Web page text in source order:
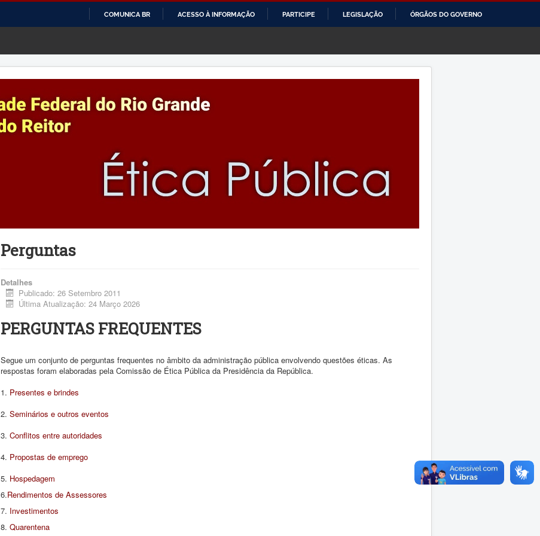
O
CONTEÚDO
COMUNICA BR ACESSO À INFORMAÇÃO PARTICIPE LEGISLAÇÃO ÓRGÃOS DO GOVERNO
Perguntas
Detalhes
Publicado: 26 Setembro 2011
Última Atualização: 24 Março 2026
PERGUNTAS FREQUENTES
Segue um conjunto de perguntas frequentes no âmbito da administração pública envolvendo questões éticas. As
respostas foram elaboradas pela Comissão de Ética Pública da Presidência da República.
1. Presentes e brindes
2. Seminários e outros eventos
3. Conflitos entre autoridades
4. Propostas de emprego
5. Hospedagem
6.Rendimentos de Assessores
7. Investimentos
8. Quarentena